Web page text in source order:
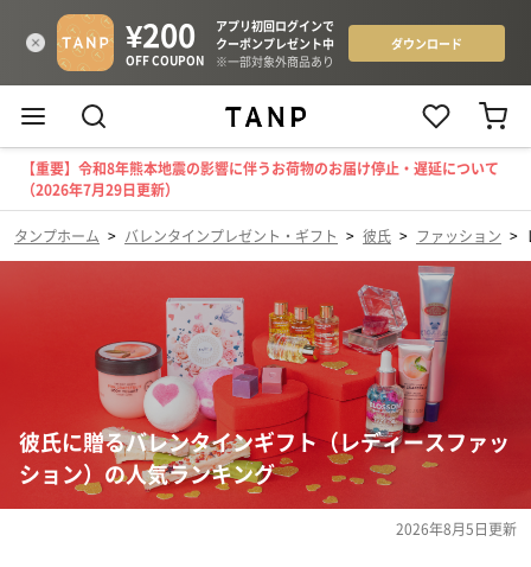
【重要】令和8年熊本地震の影響に伴うお荷物のお届け停止・遅延について
（2026年7月29日更新）
タンプホーム > バレンタインプレゼント・ギフト > 彼氏 > ファッション >
彼氏に贈るバレンタインギフト（レディースファッ
ション）の人気ランキング
2026年8月5日更新